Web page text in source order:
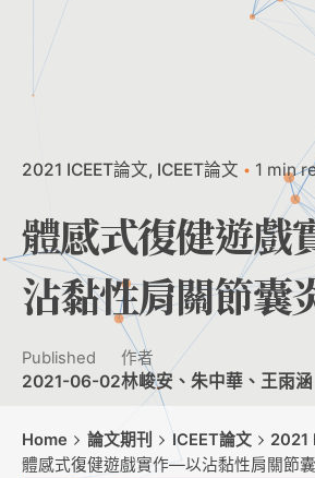
2021 ICEET論文 ICEET論文 1 min
體感式復健遊
沾黏性肩關節囊
Published
2021-06-02
作者
林峻安、朱中華、王雨涵
Home 論文期刊 ICEET論文
2021
體感式復健遊戲實作—以沾黏性肩關節